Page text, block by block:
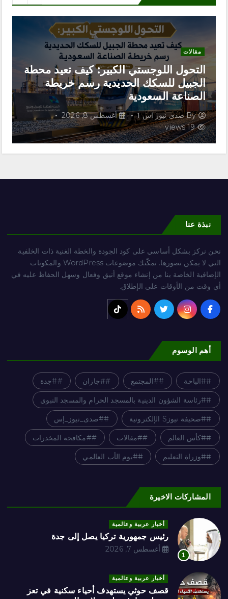
مقالات
اتفاقية مكة للدفاع المشترك.. تحالفٌ
يصنع معادلة ردع جديدة ويعيد رسم
موازين القوة
By صدى نيوز اس 1
أغسطس 8, 2026
19 views
نبذة عنا
نحن نركز بشكل أساسي على كود الجودة والخطة الغنية ذات الخلفية
التي لا يمكن تصورها. تمكّنك موضوعات WordPress والمكونات
الإضافية الخاصة بنا من إنشاء موقع أنيق وفعال وسهل الحفاظ عليه في
أي وقت من الأوقات على الإطلاق.
أهم الوسوم
#الباحة #المجتمع #جازان #جدة
#رئاسة الشؤون الدينية بالمسجد الحرام والمسجد النبوي
#صحيفة نيوزS الإلكترونية #صدى_نيوز_إس
#كأس العالم #مقالات #مكافحة المخدرات
#وزراة التعليم #يوم الأب العالمي
المشاركات الاخيرة
1
أخبار عربية وعالمية
رئيس جمهورية تركيا يصل إلى جدة
أغسطس 7, 2026
أخبار عربية وعالمية
قصف حوثي يستهدف أحياء سكنية في تعز